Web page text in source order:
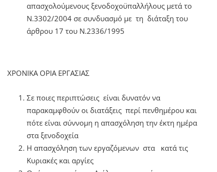
απασχολούμενους ξενοδοχοϋπαλλήλους μετά το
Ν.3302/2004 σε συνδυασμό με τη διάταξη του
άρθρου 17 του Ν.2336/1995
ΧΡΟΝΙΚΑ ΟΡΙΑ ΕΡΓΑΣΙΑΣ
Σε ποιες περιπτώσεις είναι δυνατόν να
παρακαμφθούν οι διατάξεις περί πενθημέρου και
πότε είναι σύννομη η απασχόληση την έκτη ημέρα
στα ξενοδοχεία
Η απασχόληση των εργαζόμενων στα κατά τις
Κυριακές και αργίες